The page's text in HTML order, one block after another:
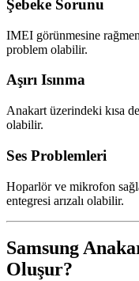
Şebeke Sorunu
IMEI görünmesine
problem olabilir.
Aşırı Isınma
Anakart üzerindeki kısa
olabilir.
Ses Problemleri
Hoparlör ve mikrofon
entegresi arızalı olabilir.
Samsung
Oluşur?